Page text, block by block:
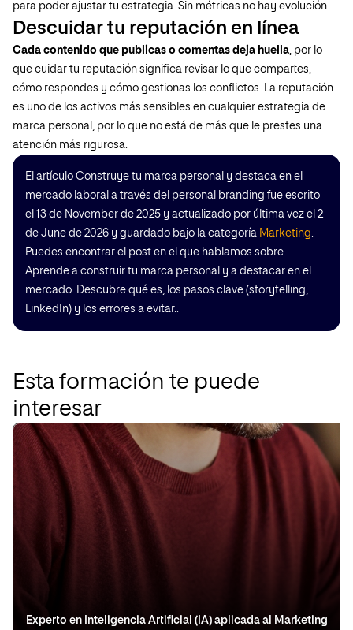
para poder ajustar tu estrategia. Sin métricas no hay evolución.
Descuidar tu reputación en línea
Cada contenido que publicas o comentas deja huella, por lo
que cuidar tu reputación significa revisar lo que compartes,
cómo respondes y cómo gestionas los conflictos. La reputación
es uno de los activos más sensibles en cualquier estrategia de
marca personal, por lo que no está de más que le prestes una
atención más rigurosa.
El artículo Construye tu marca personal y destaca en el
mercado laboral a través del personal branding fue escrito
el 13 de November de 2025 y actualizado por última vez el 2
de June de 2026 y guardado bajo la categoría Marketing.
Puedes encontrar el post en el que hablamos sobre
Aprende a construir tu marca personal y a destacar en el
mercado. Descubre qué es, los pasos clave (storytelling,
LinkedIn) y los errores a evitar..
Esta formación te puede
interesar
Experto en Inteligencia Artificial (IA) aplicada al Marketing